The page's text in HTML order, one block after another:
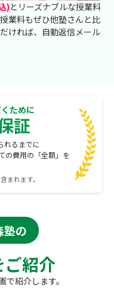
)とリーズナブルな授業料
業料もぜひ他塾さんと比
ければ、自動返信メール
ために
証
れるまでに
の費用の「全額」を
まれます。
塾の
紹介
紹介します。